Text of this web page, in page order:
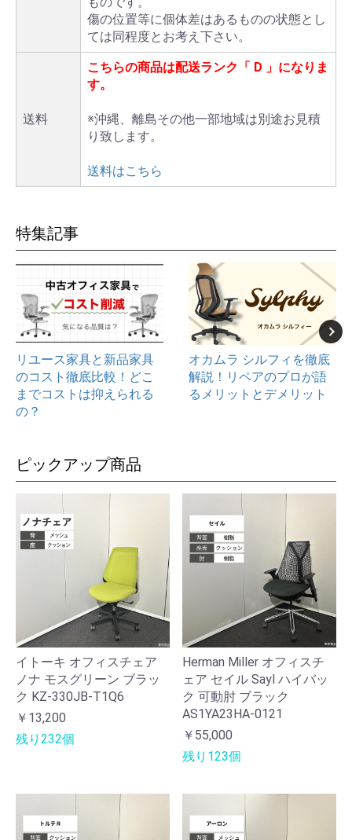
傷の位置等に個体差はあるものの状態とし
ては同程度とお考え下さい。
送料
こちらの商品は配送ランク「 D 」になりま
す。
※沖縄、離島その他一部地域は別途お見積
り致します。
送料はこちら
特集記事
リユース家具と新品家具
のコスト徹底比較！どこ
までコストは抑えられる
の？
オカムラ シルフィを徹底
解説！リペアのプロが語
るメリットとデメリット
ピックアップ商品
イトーキ オフィスチェア
ノナ モスグリーン ブラッ
ク KZ-330JB-T1Q6
￥13,200
残り232個
Herman Miller オフィスチ
ェア セイル Sayl ハイバッ
ク 可動肘 ブラック
AS1YA23HA-0121
￥55,000
残り123個